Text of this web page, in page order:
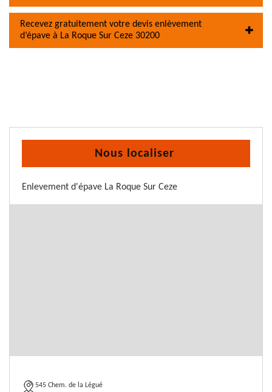
Recevez gratuitement votre devis enlèvement
d’épave à La Roque Sur Ceze 30200
Nous localiser
Enlevement d'épave La Roque Sur Ceze
545 Chem. de la Légué